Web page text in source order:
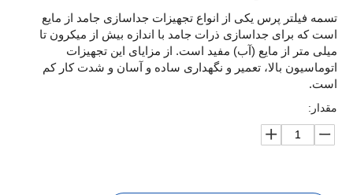
تسمه فیلتر پرس یکی از انواع تجهیزات جداسازی جامد از مایع
است که برای جداسازی ذرات جامد با اندازه بیش از میکرون تا
میلی متر از مایع (آب) مفید است. از مزایای این تجهیزات
اتوماسیون بالا، تعمیر و نگهداری ساده و آسان و شدت کار کم
است.
مقدار: